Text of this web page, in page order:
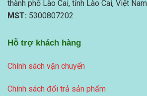
thành phố Lào Cai, tỉnh Lào Cai, Việt Nam
MST: 5300807202
Hỗ trợ khách hàng
Chính sách vận chuyển
Chính sách đổi trả sản phẩm